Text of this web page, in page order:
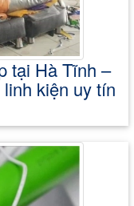
tại Hà Tĩnh –
kiện uy tín